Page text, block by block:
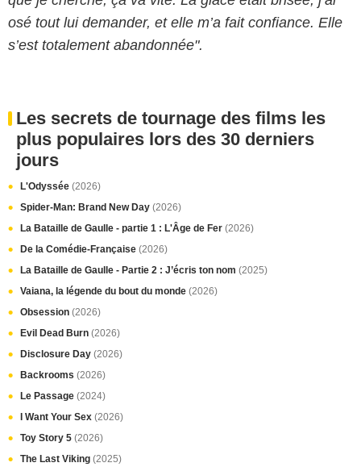
osé tout lui demander, et elle m’a fait confiance. Elle
s’est totalement abandonnée".
Les secrets de tournage des films les
plus populaires lors des 30 derniers
jours
L'Odyssée (2026)
Spider-Man: Brand New Day (2026)
La Bataille de Gaulle - partie 1 : L'Âge de Fer (2026)
De la Comédie-Française (2026)
La Bataille de Gaulle - Partie 2 : J’écris ton nom (2025)
Vaiana, la légende du bout du monde (2026)
Obsession (2026)
Evil Dead Burn (2026)
Disclosure Day (2026)
Backrooms (2026)
Le Passage (2024)
I Want Your Sex (2026)
Toy Story 5 (2026)
The Last Viking (2025)